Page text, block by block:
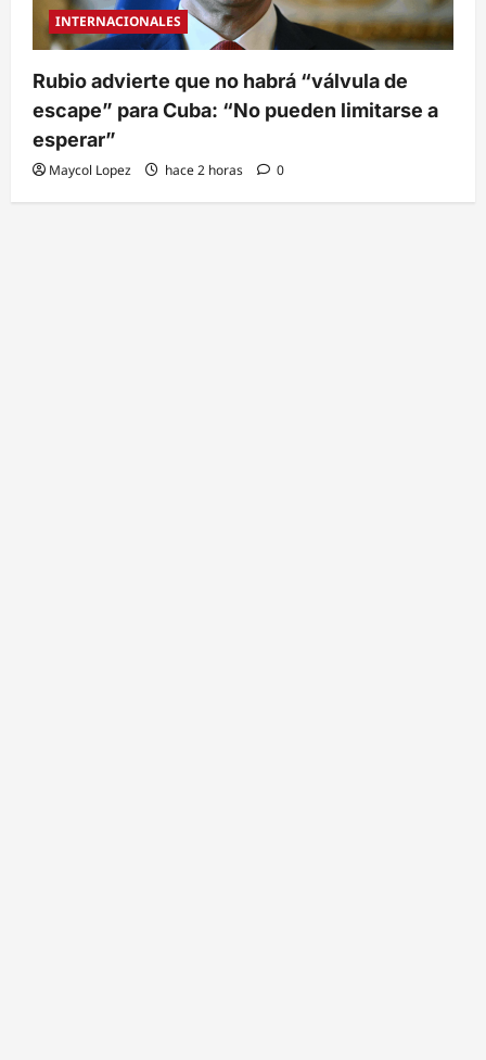
INTERNACIONALES
Rubio advierte que no habrá “válvula de
escape” para Cuba: “No pueden limitarse a
esperar”
Maycol Lopez hace 2 horas 0